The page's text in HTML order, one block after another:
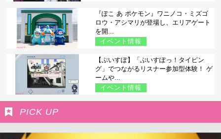
『ぽこ あ ポケモン』ワニノコ・ミズゴ
ロウ・アシマリが登場し、エリアゲート
を開...
イベント情報
【ぶいすぽ】「ぶいすぽっ！タイピン
グ」でつながるリスナー参加型体験！ ゲ
ームや...
イベント情報
PICK UP